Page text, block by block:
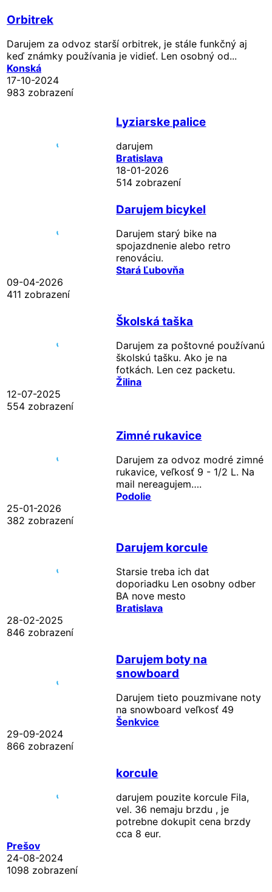
Orbitrek
Darujem za odvoz starší orbitrek, je stále funkčný aj
keď známky používania je vidieť. Len osobný od...
Konská
17-10-2024
983 zobrazení
Lyziarske palice
darujem
Bratislava
18-01-2026
514 zobrazení
Darujem bicykel
Darujem starý bike na
spojazdnenie alebo retro
renováciu.
Stará Ľubovňa
09-04-2026
411 zobrazení
Školská taška
Darujem za poštovné používanú
školskú tašku. Ako je na
fotkách. Len cez packetu.
Žilina
12-07-2025
554 zobrazení
Zimné rukavice
Darujem za odvoz modré zimné
rukavice, veľkosť 9 - 1/2 L. Na
mail nereagujem….
Podolie
25-01-2026
382 zobrazení
Darujem korcule
Starsie treba ich dat
doporiadku Len osobny odber
BA nove mesto
Bratislava
28-02-2025
846 zobrazení
Darujem boty na
snowboard
Darujem tieto pouzmivane noty
na snowboard veľkosť 49
Šenkvice
29-09-2024
866 zobrazení
korcule
darujem pouzite korcule Fila,
vel. 36 nemaju brzdu , je
potrebne dokupit cena brzdy
cca 8 eur.
Prešov
24-08-2024
1098 zobrazení